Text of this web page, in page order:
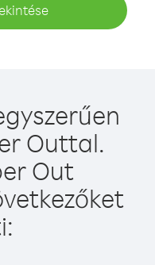
Outtal.
Out